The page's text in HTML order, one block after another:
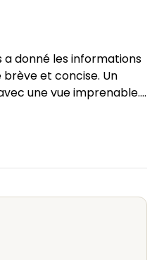
ou plus, il faut se
a donné les informations
et concise. Un
une vue imprenable.